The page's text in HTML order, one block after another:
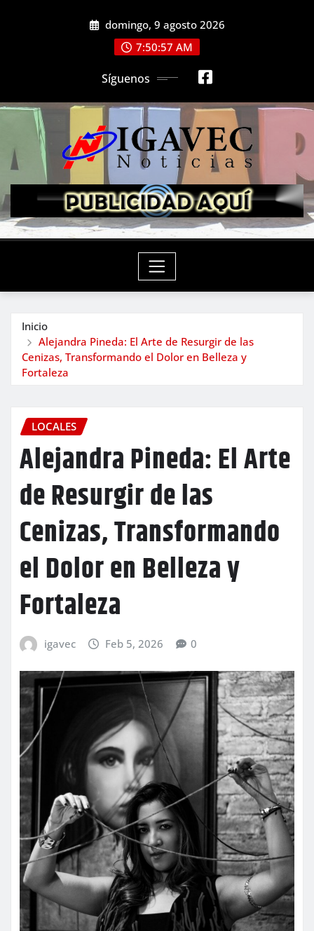
domingo, 9 agosto 2026
7:50:59 AM
Síguenos
Inicio
Alejandra Pineda: El Arte de Resurgir de las
Cenizas, Transformando el Dolor en Belleza y
Fortaleza
LOCALES
Alejandra Pineda: El Arte
de Resurgir de las
Cenizas, Transformando
el Dolor en Belleza y
Fortaleza
igavec Feb 5, 2026 0